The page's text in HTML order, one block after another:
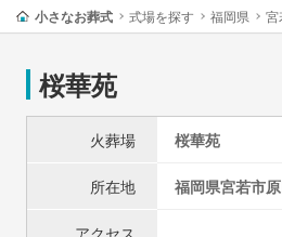
小さなお葬式 式場を探す 福岡県 宮
桜華苑
火葬場 桜華苑
所在地 福岡県宮若市
アクセス